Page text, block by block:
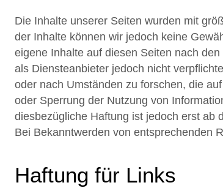
Die Inhalte unserer Seiten wurden mit
der Inhalte können wir jedoch keine
eigene Inhalte auf diesen Seiten nach
als Diensteanbieter jedoch nicht
oder nach Umständen zu forschen, die
oder Sperrung der Nutzung von
diesbezügliche Haftung ist jedoch erst ab
Bei Bekanntwerden von entsprechenden
Haftung für Links